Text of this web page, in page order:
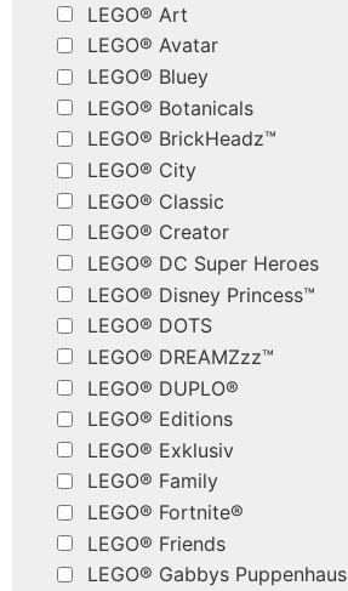
LEGO® Art
LEGO® Avatar
LEGO® Bluey
LEGO® Botanicals
LEGO® BrickHeadz™
LEGO® City
LEGO® Classic
LEGO® Creator
LEGO® DC Super Heroes
LEGO® Disney Princess™
LEGO® DOTS
LEGO® DREAMZzz™
LEGO® DUPLO®
LEGO® Editions
LEGO® Exklusiv
LEGO® Family
LEGO® Fortnite®
LEGO® Friends
LEGO® Gabbys Puppenhaus